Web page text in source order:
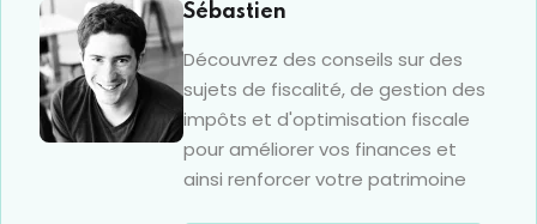
Sébastien
Découvrez des conseils sur des
sujets de fiscalité, de gestion des
impôts et d'optimisation fiscale
pour améliorer vos finances et
ainsi renforcer votre patrimoine